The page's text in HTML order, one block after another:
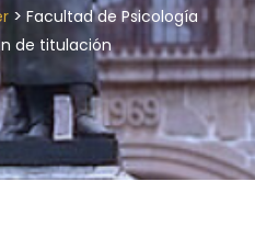
> Facultad de Psicología
de titulación